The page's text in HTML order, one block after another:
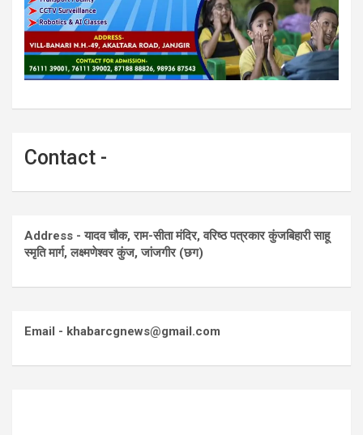
Contact -
Address - यादव चौक, राम-सीता मंदिर, वरिष्ठ पत्रकार कुंजबिहारी साहू
स्मृति मार्ग, लक्ष्मणेश्वर कुंज, जांजगीर (छग)
Email - khabarcgnews@gmail.com